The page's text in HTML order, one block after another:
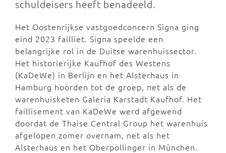
schuldeisers heeft benadeeld.
Het Oostenrijkse vastgoedconcern Signa ging
eind 2023 failliet. Signa speelde een
belangrijke rol in de Duitse warenhuissector.
Het historierijke Kaufhof des Westens
(KaDeWe) in Berlijn en het Alsterhaus in
Hamburg hoorden tot de groep, net als de
warenhuisketen Galeria Karstadt Kaufhof. Het
faillisement van KaDeWe werd afgewend
doordat de Thaise Central Group het warenhuis
afgelopen zomer overnam, net als het
Alsterhaus en het Oberpollinger in München.